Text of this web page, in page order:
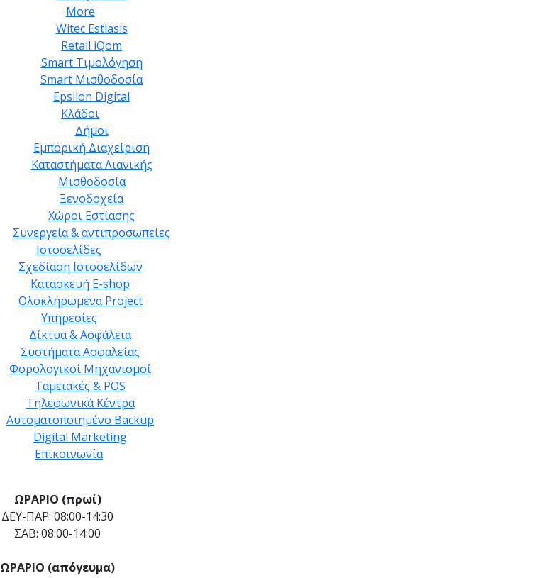
More
Witec Estiasis
Retail iQom
Smart Τιμολόγηση
Smart Μισθοδοσία
Epsilon Digital
Κλάδοι
Δήμοι
Εμπορική Διαχείριση
Καταστήματα Λιανικής
Μισθοδοσία
Ξενοδοχεία
Χώροι Εστίασης
Συνεργεία & αντιπροσωπείες
Ιστοσελίδες
Σχεδίαση Ιστοσελίδων
Κατασκευή E-shop
Ολοκληρωμένα Project
Υπηρεσίες
Δίκτυα & Ασφάλεια
Συστήματα Ασφαλείας
Φορολογικοί Μηχανισμοί
Ταμειακές & POS
Τηλεφωνικά Κέντρα
Αυτοματοποιημένο Backup
Digital Marketing
Επικοινωνία
ΩΡΑΡΙΟ (πρωί)
ΔΕΥ-ΠΑΡ: 08:00-14:30
ΣΑΒ: 08:00-14:00
ΩΡΑΡΙΟ (απόγευμα)